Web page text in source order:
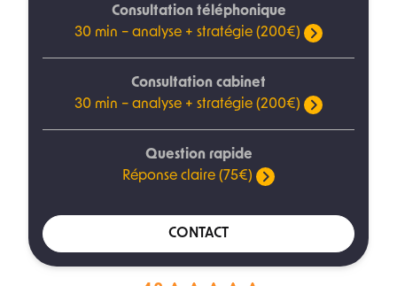
Consultation téléphonique
30 min – analyse + stratégie (200€)
Consultation cabinet
30 min – analyse + stratégie (200€)
Question rapide
Réponse claire (75€)
CONTACT